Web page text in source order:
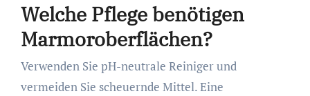
Welche Pflege benötigen
Marmoroberflächen?
Verwenden Sie pH-neutrale Reiniger und
vermeiden Sie scheuernde Mittel. Eine